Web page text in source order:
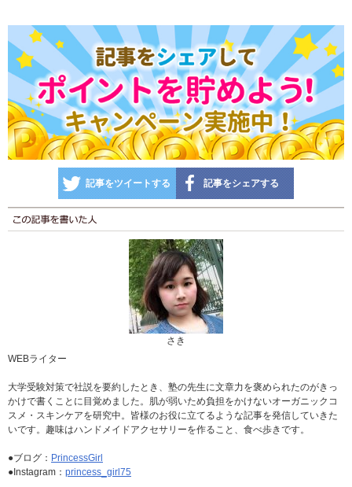
記事をツイートする 記事をシェアする
さき
WEBライター
大学受験対策で社説を要約したとき、塾の先生に文章力を褒められたのがきっ
かけで書くことに目覚めました。肌が弱いため負担をかけないオーガニックコ
スメ・スキンケアを研究中。皆様のお役に立てるような記事を発信していきた
いです。趣味はハンドメイドアクセサリーを作ること、食べ歩きです。
●ブログ： PrincessGirl
●Instagram： princess_girl75